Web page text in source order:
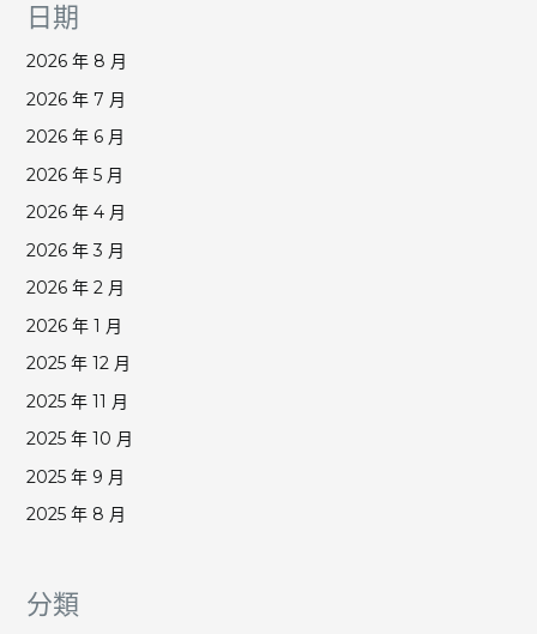
日期
2026 年 8 月
2026 年 7 月
2026 年 6 月
2026 年 5 月
2026 年 4 月
2026 年 3 月
2026 年 2 月
2026 年 1 月
2025 年 12 月
2025 年 11 月
2025 年 10 月
2025 年 9 月
2025 年 8 月
分類